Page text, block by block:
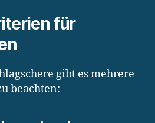
für
gibt es mehrere
beachten: